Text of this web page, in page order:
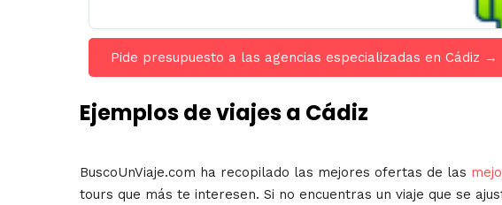
Pide presupuesto a las agencias especializadas en Cádiz →
Ejemplos de viajes a Cádiz
BuscoUnViaje.com ha recopilado las mejores ofertas de las
tours que más te interesen. Si no encuentras un viaje que se